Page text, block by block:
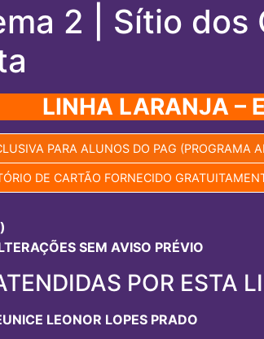
2 | Sítio
LINHA LARANJA –
PARA ALUNOS DO PAG (PROGRAMA
DE CARTÃO FORNECIDO
SEM AVISO PRÉVIO
POR ESTA
LEONOR LOPES PRADO